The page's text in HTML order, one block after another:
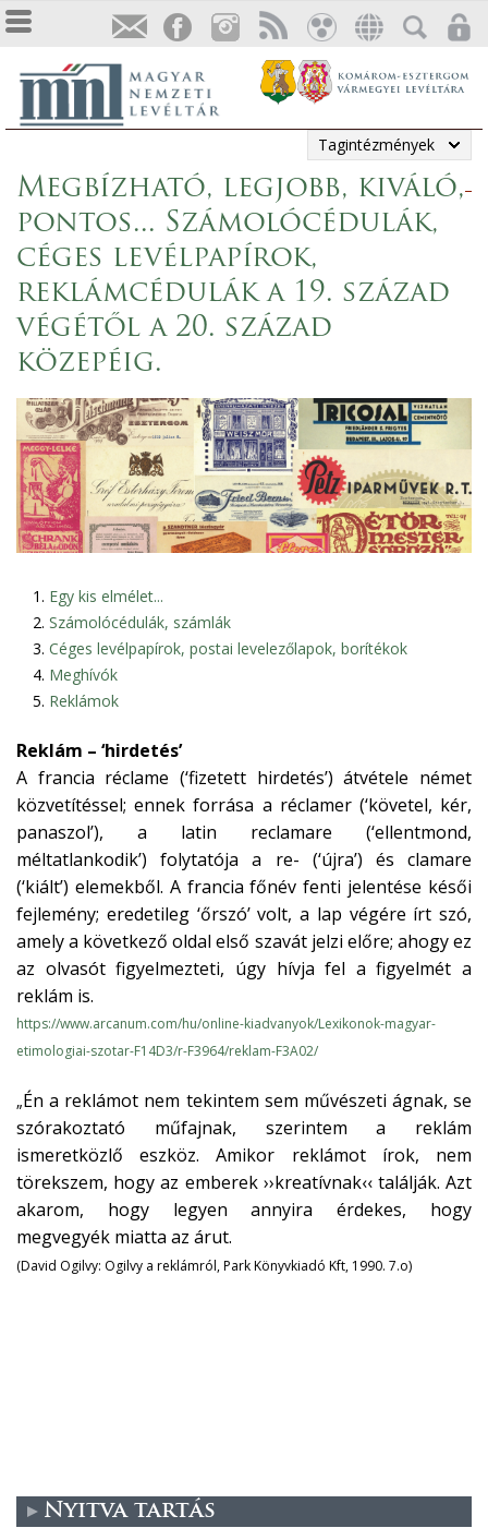
Tagintézmények
Megbízható, legjobb, kiváló,
pontos... Számolócédulák,
céges levélpapírok,
reklámcédulák a 19. század
végétől a 20. század
közepéig.
Egy kis elmélet...
Számolócédulák, számlák
Céges levélpapírok, postai levelezőlapok, borítékok
Meghívók
Reklámok
Reklám – ‘hirdetés’
A francia réclame (‘fizetett hirdetés’) átvétele német
közvetítéssel; ennek forrása a réclamer (‘követel, kér,
panaszol’), a latin reclamare (‘ellentmond,
méltatlankodik’) folytatója a re- (‘újra’) és clamare
(‘kiált’) elemekből. A francia főnév fenti jelentése késői
fejlemény; eredetileg ‘őrszó’ volt, a lap végére írt szó,
amely a következő oldal első szavát jelzi előre; ahogy ez
az olvasót figyelmezteti, úgy hívja fel a figyelmét a
reklám is.
https://www.arcanum.com/hu/online-kiadvanyok/Lexikonok-magyar-
etimologiai-szotar-F14D3/r-F3964/reklam-F3A02/
„Én a reklámot nem tekintem sem művészeti ágnak, se
szórakoztató műfajnak, szerintem a reklám
ismeretközlő eszköz. Amikor reklámot írok, nem
törekszem, hogy az emberek ››kreatívnak‹‹ találják. Azt
akarom, hogy legyen annyira érdekes, hogy
megvegyék miatta az árut.
(David Ogilvy: Ogilvy a reklámról, Park Könyvkiadó Kft, 1990. 7.o)
Nyitva tartás